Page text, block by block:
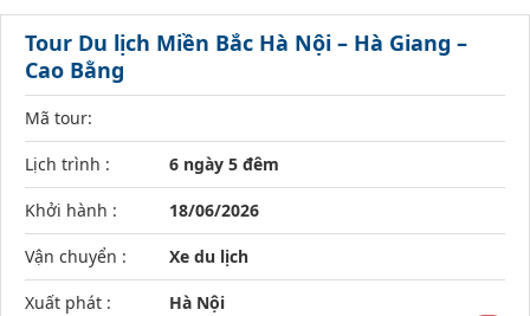
Tour Du lịch Miền Bắc Hà Nội – Hà Giang –
Cao Bằng
Mã tour:
Lịch trình : 6 ngày 5 đêm
Khởi hành : 18/06/2026
Vận chuyển : Xe du lịch
Xuất phát : Hà Nội